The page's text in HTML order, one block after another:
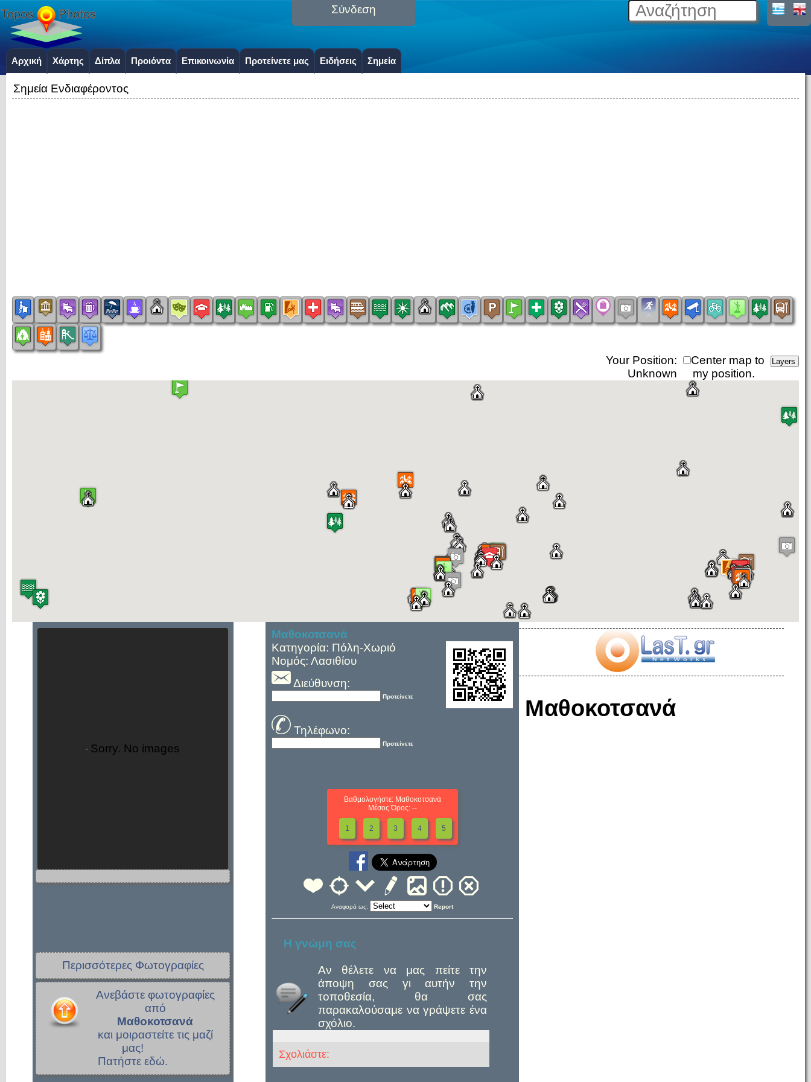
Σύνδεση
Αρχική Χάρτης Δίπλα Προιόντα Επικοινωνία Προτείνετε μας Ειδήσεις Σημεία
Σημεία Ενδιαφέροντος
Center map to
my position.
Your Position:
Unknown
Sorry. No images
Περισσότερες Φωτογραφίες
Ανεβάστε φωτογραφίες
από
Μαθοκοτσανά
και μοιραστείτε τις μαζί
μας!
Πατήστε εδώ.
Μαθοκοτσανά
Κατηγορία: Πόλη-Χωριό
Νομός: Λασιθίου
Διεύθυνση:
Προτείνετε
Τηλέφωνο:
Προτείνετε
Βαθμολογήστε: Μαθοκοτσανά
Μέσος Όρος: --
1 2 3 4 5
Αναφορά ως: Report
Η γνώμη σας
Αν θέλετε να μας πείτε την
άποψη σας γι αυτήν την
τοποθεσία, θα σας
παρακαλούσαμε να γράψετε ένα
σχόλιο.
Σχολιάστε:
Μαθοκοτσανά